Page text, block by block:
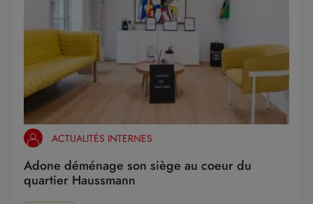
ACTUALITÉS INTERNES
Adone déménage son siège au coeur du
quartier Haussmann